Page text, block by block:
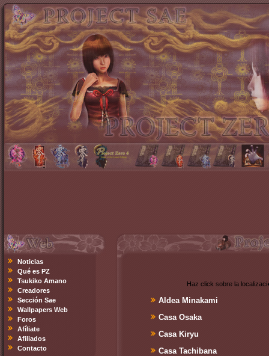
Noticias
Qué es PZ
Tsukiko Amano
Creadores
Sección Sae
Wallpapers Web
Foros
Afíliate
Afiliados
Contacto
Haz click sobre la
Aldea Minakami
Casa Osaka
Casa Kiryu
Casa Tachibana